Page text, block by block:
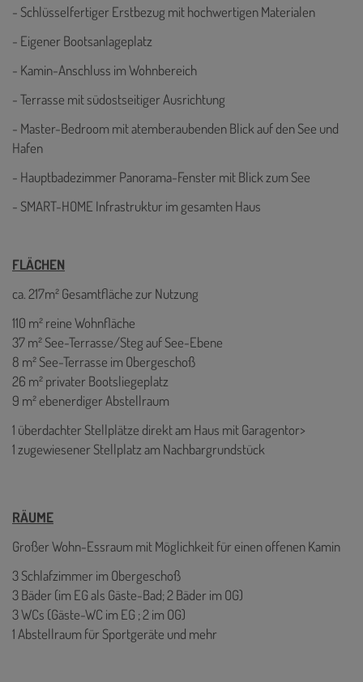
- Schlüsselfertiger Erstbezug mit hochwertigen Materialen
- Eigener Bootsanlageplatz
- Kamin-Anschluss im Wohnbereich
- Terrasse mit südostseitiger Ausrichtung
- Master-Bedroom mit atemberaubenden Blick auf den See und
Hafen
- Hauptbadezimmer Panorama-Fenster mit Blick zum See
- SMART-HOME Infrastruktur im gesamten Haus
FLÄCHEN
ca. 217m² Gesamtfläche zur Nutzung
110 m² reine Wohnfläche
37 m² See-Terrasse/Steg auf See-Ebene
8 m² See-Terrasse im Obergeschoß
26 m² privater Bootsliegeplatz
9 m² ebenerdiger Abstellraum
1 überdachter Stellplätze direkt am Haus mit Garagentor>
1 zugewiesener Stellplatz am Nachbargrundstück
RÄUME
Großer Wohn-Essraum mit Möglichkeit für einen offenen Kamin
3 Schlafzimmer im Obergeschoß
3 Bäder (im EG als Gäste-Bad; 2 Bäder im OG)
3 WCs (Gäste-WC im EG ; 2 im OG)
1 Abstellraum für Sportgeräte und mehr